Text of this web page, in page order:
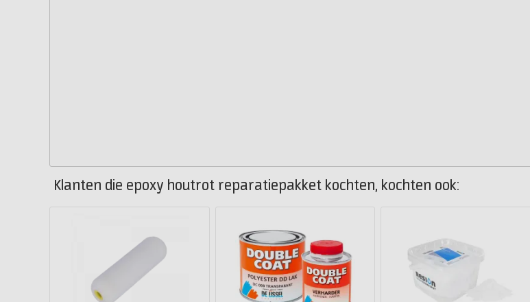
Klanten die epoxy houtrot reparatiepakket kochten, kochten ook: